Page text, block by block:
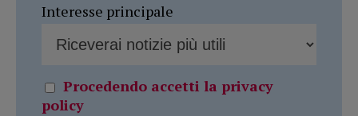
Interesse principale
Procedendo accetti la privacy
policy